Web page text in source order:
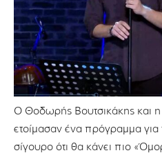
Ο Θοδωρής Βουτσικάκης και
ετοίµασαν ένα πρόγραµµα για
σίγουρο ότι θα κάνει πιο